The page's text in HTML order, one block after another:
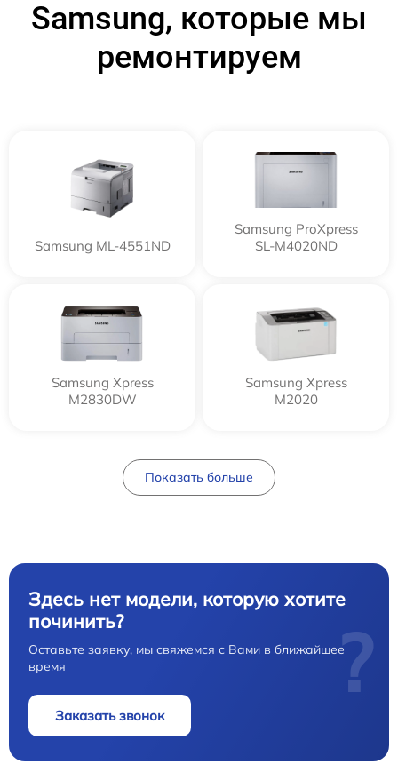
Samsung, которые мы
ремонтируем
Samsung ML-4551ND
Samsung ProXpress
SL-M4020ND
Samsung Xpress
M2830DW
Samsung Xpress
M2020
Показать больше
Здесь нет модели, которую хотите
починить?
Оставьте заявку, мы свяжемся с Вами в ближайшее
время
Заказать звонок
?